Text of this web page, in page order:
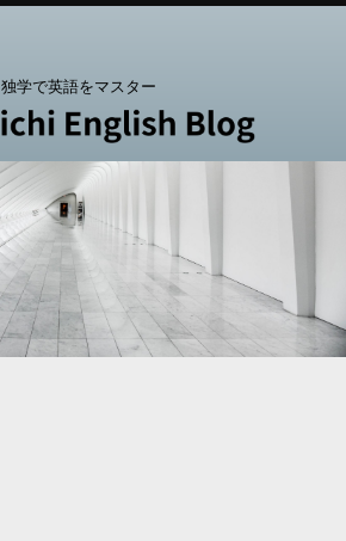
独学で英語をマスター